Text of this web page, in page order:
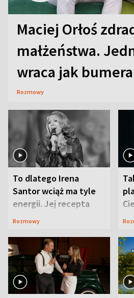
Maciej Orłoś
małżeństwa.
wraca jak
Rozmowy
To dlatego Irena
Santor wciąż ma tyle
energii. Jej recepta
jest zaskakująco
Rozmowy